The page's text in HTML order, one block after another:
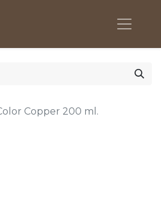
Copper 200 ml.